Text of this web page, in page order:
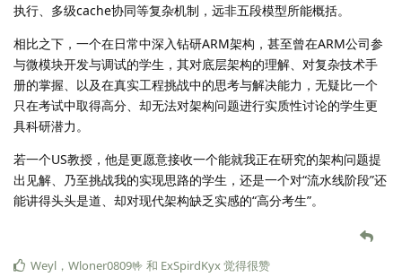
执行、多级cache协同等复杂机制，远非五段模型所能概括。
相比之下，一个在日常中深入钻研ARM架构，甚至曾在ARM公司参
与微模块开发与调试的学生，其对底层架构的理解、对复杂技术手
册的掌握、以及在真实工程挑战中的思考与解决能力，无疑比一个
只在考试中取得高分、却无法对架构问题进行实质性讨论的学生更
具科研潜力。
若一个US教授，他是更愿意接收一个能就我正在研究的架构问题提
出见解、乃至挑战我的实现思路的学生，还是一个对“流水线阶段”还
能讲得头头是道、却对现代架构缺乏实感的“高分考生”。
Weyl ， Wloner0809🤟 和 ExSpirdKyx觉得很赞